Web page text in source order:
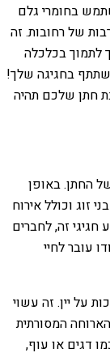
בחומרי גלם
של רחובות. זה
לתמוך בכלכלה
בחגיגה שלך!
חתן שלכם תהיה
החתן. באופן
זוג וכולל אירוח
זה, לחברים
עובר לחיי
על יין. זה עשוי
המסורתית
דגים או עוף,